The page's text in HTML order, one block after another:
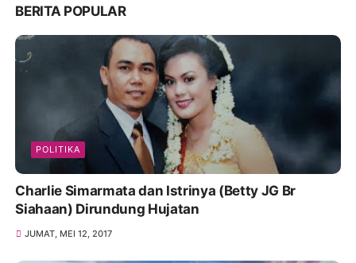
BERITA POPULAR
POLITIKA
Charlie Simarmata dan Istrinya (Betty JG Br
Siahaan) Dirundung Hujatan
JUMAT, MEI 12, 2017